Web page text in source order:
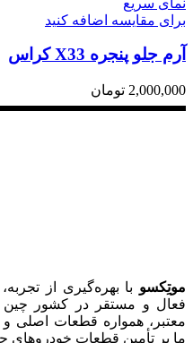
برای مقایسه اضافه کنید
آرم جلو پنجره X33 کراس
2,000,000 تومان
موتِکسو با بهره‌گیری از
فعال و مستقر در کشور چین و
معتبر، همواره قطعات اصلی و
ما بر تأمین قطعات خودروهای